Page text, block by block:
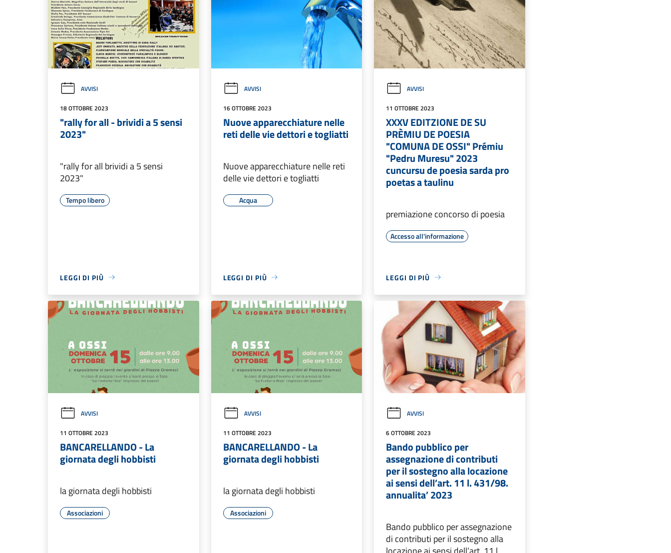
AVVISI
18 OTTOBRE 2023
"rally for all - brividi a 5 sensi
2023"
"rally for all brividi a 5 sensi
2023"
Tempo libero
LEGGI DI PIÙ
AVVISI
16 OTTOBRE 2023
Nuove apparecchiature nelle
reti delle vie dettori e togliatti
Nuove apparecchiature nelle reti
delle vie dettori e togliatti
Acqua
LEGGI DI PIÙ
AVVISI
11 OTTOBRE 2023
XXXV EDITZIONE DE SU
PRÈMIU DE POESIA
"COMUNA DE OSSI" Prémiu
"Pedru Muresu" 2023
cuncursu de poesia sarda pro
poetas a taulinu
premiazione concorso di poesia
Accesso all'informazione
LEGGI DI PIÙ
AVVISI
11 OTTOBRE 2023
BANCARELLANDO - La
giornata degli hobbisti
la giornata degli hobbisti
Associazioni
AVVISI
11 OTTOBRE 2023
BANCARELLANDO - La
giornata degli hobbisti
la giornata degli hobbisti
Associazioni
AVVISI
6 OTTOBRE 2023
Bando pubblico per
assegnazione di contributi
per il sostegno alla locazione
ai sensi dell’art. 11 l. 431/98.
annualita’ 2023
Bando pubblico per assegnazione
di contributi per il sostegno alla